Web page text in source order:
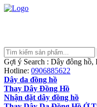
Gợi ý Search : Dây đông
Hotline: 0906885622
Dây da đồng hồ
Thay Dây Đồng Hồ
Nhận đặt dây đồng hồ